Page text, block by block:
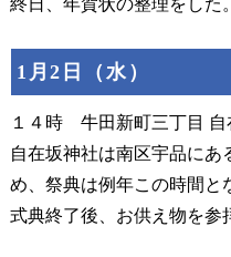
終日、年賀状の整理をした。
1月2日（水）
１４時 牛田新町三丁目 自
自在坂神社は南区宇品にあ
め、祭典は例年この時間と
式典終了後、お供え物を参